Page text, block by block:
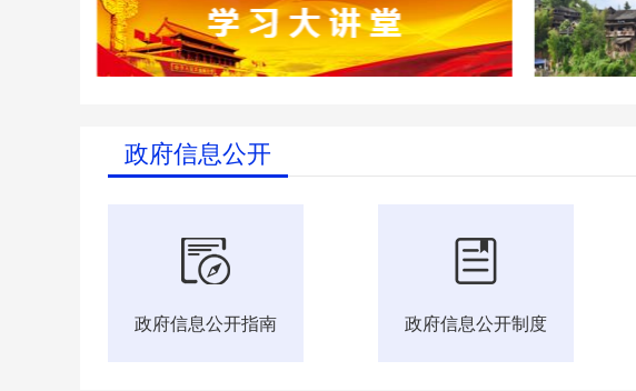
政府信息公开
政府信息公开指南 政府信息公开制度